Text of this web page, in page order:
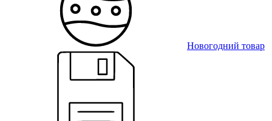
Новогодний товар